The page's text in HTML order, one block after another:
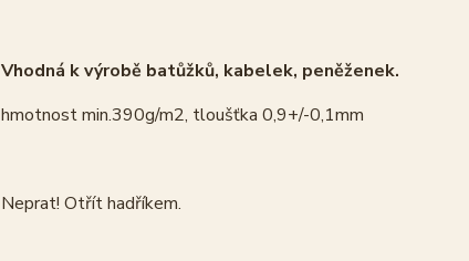
Vhodná k výrobě batůžků, kabelek, peněženek.
hmotnost min.390g/m2, tloušťka 0,9+/-0,1mm
Neprat! Otřít hadříkem.